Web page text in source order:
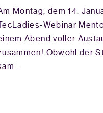
Montag, dem 14.
Webinar
Abend voller
Obwohl der